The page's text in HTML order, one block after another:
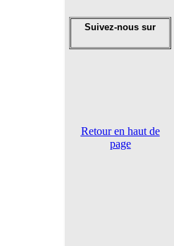
Suivez-nous sur
Retour en haut de
page